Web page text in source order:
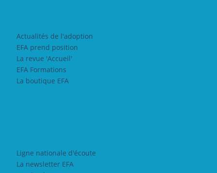
Actualités de l'adoption
EFA prend position
La revue 'Accueil'
EFA Formations
La boutique EFA
Ligne nationale d'écoute
La newsletter EFA